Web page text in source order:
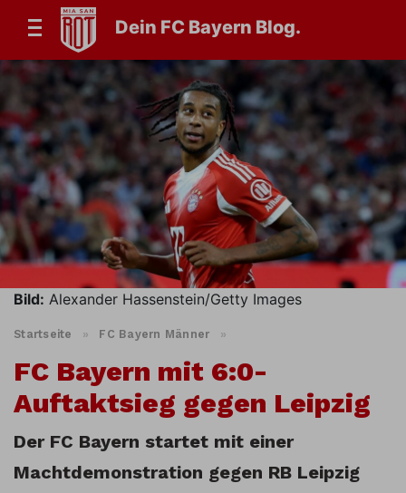
Dein FC Bayern Blog.
Bild: Alexander Hassenstein/Getty Images
Startseite » FC Bayern Männer »
FC Bayern mit 6:0-
Auftaktsieg gegen Leipzig
Der FC Bayern startet mit einer
Machtdemonstration gegen RB Leipzig